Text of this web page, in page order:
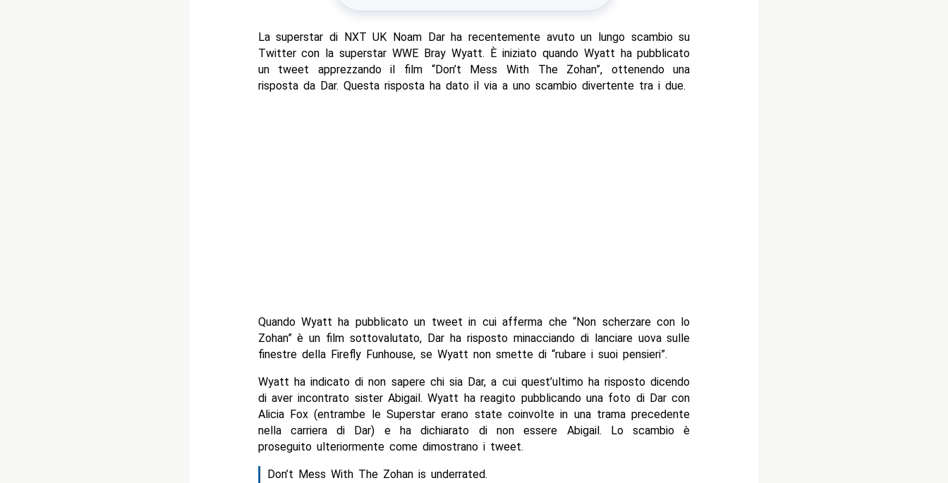
La superstar di NXT UK Noam Dar ha recentemente avuto un lungo scambio su
Twitter con la superstar WWE Bray Wyatt. È iniziato quando Wyatt ha pubblicato
un tweet apprezzando il film “Don’t Mess With The Zohan”, ottenendo una
risposta da Dar. Questa risposta ha dato il via a uno scambio divertente tra i due.
Quando Wyatt ha pubblicato un tweet in cui afferma che “Non scherzare con lo
Zohan” è un film sottovalutato, Dar ha risposto minacciando di lanciare uova sulle
finestre della Firefly Funhouse, se Wyatt non smette di “rubare i suoi pensieri”.
Wyatt ha indicato di non sapere chi sia Dar, a cui quest’ultimo ha risposto dicendo
di aver incontrato sister Abigail. Wyatt ha reagito pubblicando una foto di Dar con
Alicia Fox (entrambe le Superstar erano state coinvolte in una trama precedente
nella carriera di Dar) e ha dichiarato di non essere Abigail. Lo scambio è
proseguito ulteriormente come dimostrano i tweet.
Don’t Mess With The Zohan is underrated.